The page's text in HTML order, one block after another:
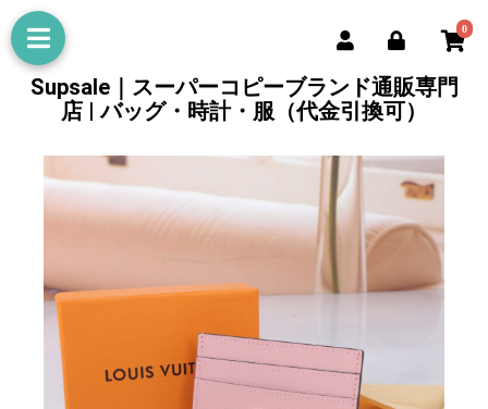
0
Supsale｜スーパーコピーブランド通販専門
店 | バッグ・時計・服（代金引換可）